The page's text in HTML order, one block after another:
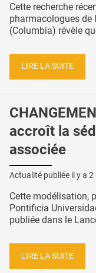
Cette recherche
pharmacologues de
(Columbia) révèle
LIRE LA SUITE
accroît la
associée
Actualité publiée il y a 2
Cette modélisation,
Pontificia
publiée dans le
LIRE LA SUITE